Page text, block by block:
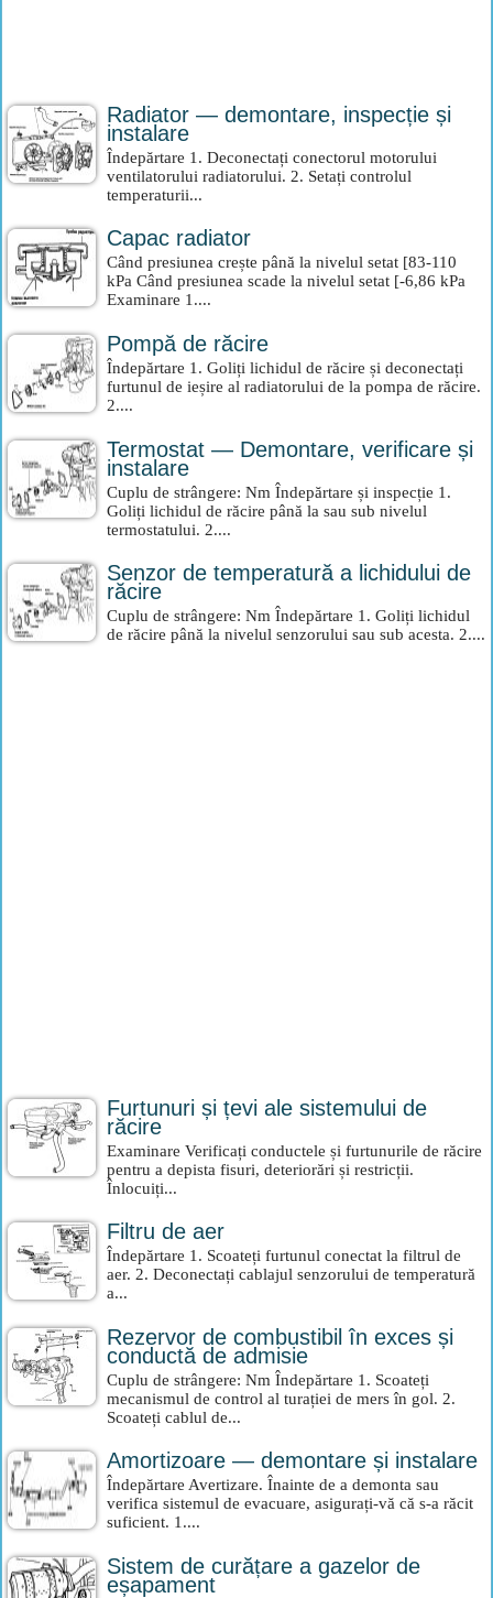
Radiator — demontare, inspecție și
instalare
Îndepărtare 1. Deconectați conectorul motorului
ventilatorului radiatorului. 2. Setați controlul
temperaturii...
Capac radiator
Când presiunea crește până la nivelul setat [83-110
kPa Când presiunea scade la nivelul setat [-6,86 kPa
Examinare 1....
Pompă de răcire
Îndepărtare 1. Goliți lichidul de răcire și deconectați
furtunul de ieșire al radiatorului de la pompa de răcire.
2....
Termostat — Demontare, verificare și
instalare
Cuplu de strângere: Nm Îndepărtare și inspecție 1.
Goliți lichidul de răcire până la sau sub nivelul
termostatului. 2....
Senzor de temperatură a lichidului de
răcire
Cuplu de strângere: Nm Îndepărtare 1. Goliți lichidul
de răcire până la nivelul senzorului sau sub acesta. 2....
Furtunuri și țevi ale sistemului de
răcire
Examinare Verificați conductele și furtunurile de răcire
pentru a depista fisuri, deteriorări și restricții.
Înlocuiți...
Filtru de aer
Îndepărtare 1. Scoateți furtunul conectat la filtrul de
aer. 2. Deconectați cablajul senzorului de temperatură
a...
Rezervor de combustibil în exces și
conductă de admisie
Cuplu de strângere: Nm Îndepărtare 1. Scoateți
mecanismul de control al turației de mers în gol. 2.
Scoateți cablul de...
Amortizoare — demontare și instalare
Îndepărtare Avertizare. Înainte de a demonta sau
verifica sistemul de evacuare, asigurați-vă că s-a răcit
suficient. 1....
Sistem de curățare a gazelor de
eșapament